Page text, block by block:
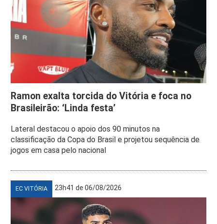
Ramon exalta torcida do Vitória e foca no
Brasileirão: ‘Linda festa’
Lateral destacou o apoio dos 90 minutos na
classificação da Copa do Brasil e projetou sequência de
jogos em casa pelo nacional
EC VITÓRIA 23h41 de 06/08/2026